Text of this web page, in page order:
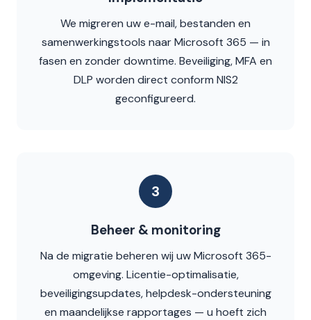
We migreren uw e-mail, bestanden en
samenwerkingstools naar Microsoft 365 — in
fasen en zonder downtime. Beveiliging, MFA en
DLP worden direct conform NIS2
geconfigureerd.
3
Beheer & monitoring
Na de migratie beheren wij uw Microsoft 365-
omgeving. Licentie-optimalisatie,
beveiligingsupdates, helpdesk-ondersteuning
en maandelijkse rapportages — u hoeft zich